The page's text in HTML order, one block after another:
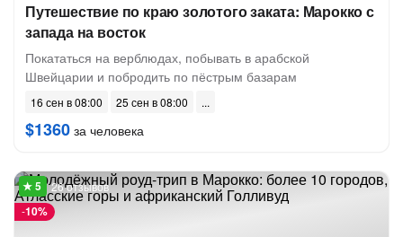
Путешествие по краю золотого заката: Марокко с
запада на восток
Покататься на верблюдах, побывать в арабской
Швейцарии и побродить по пёстрым базарам
16 сен в 08:00 25 сен в 08:00
$1360 за человека
-10%
26 отзывов